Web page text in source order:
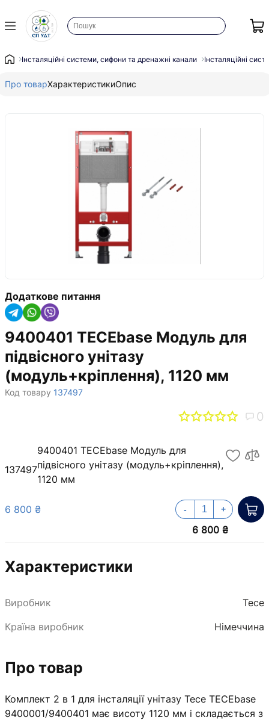
Інсталяційні системи, сифони та дренажні канали Інсталяційні
Про товарХарактеристикиОпис
Додаткове питання
9400401 ТЕСЕbase Модуль для
підвісного унітазу
(модуль+кріплення), 1120 мм
Код товару 137497
0
137497
9400401 ТЕСЕbase Модуль для
підвісного унітазу (модуль+кріплення),
1120 мм
6 800 ₴
6 800 ₴
- +
Характеристики
Виробник
Tece
Країна виробник
Німеччина
Про товар
Комплект 2 в 1 для інсталяції унітазу Tece TECEbase
9400001/9400401 має висоту 1120 мм і складається з